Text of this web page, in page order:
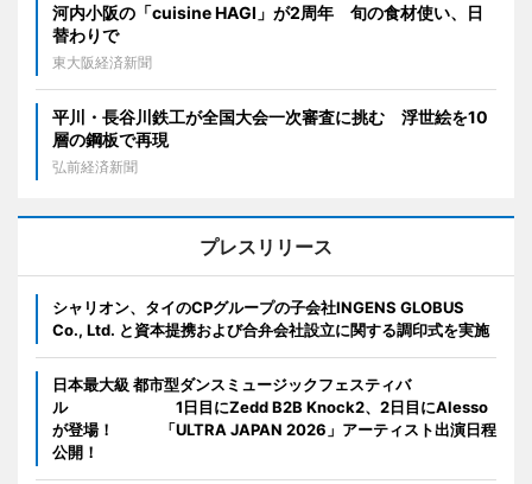
河内小阪の「cuisine HAGI」が2周年 旬の食材使い、日
替わりで
東大阪経済新聞
平川・長谷川鉄工が全国大会一次審査に挑む 浮世絵を10
層の鋼板で再現
弘前経済新聞
プレスリリース
シャリオン、タイのCPグループの子会社INGENS GLOBUS
Co., Ltd. と資本提携および合弁会社設立に関する調印式を実施
日本最大級 都市型ダンスミュージックフェスティバ
ル 1日目にZedd B2B Knock2、2日目にAlesso
が登場！ 「ULTRA JAPAN 2026」アーティスト出演日程
公開！